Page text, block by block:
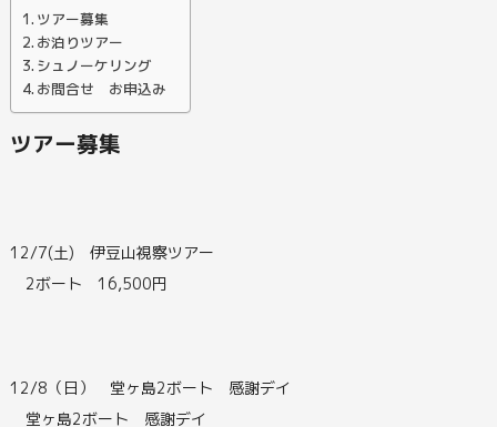
ツアー募集
お泊りツアー
シュノーケリング
お問合せ お申込み
ツアー募集
12/7(土) 伊豆山視察ツアー
2ボート 16,500円
12/8（日） 堂ヶ島2ボート 感謝デイ
堂ヶ島2ボート 感謝デイ